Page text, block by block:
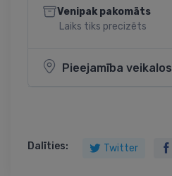
Venipak pakomāts
Laiks tiks precizēts
Pieejamība veikalos
Dalīties: Twitter